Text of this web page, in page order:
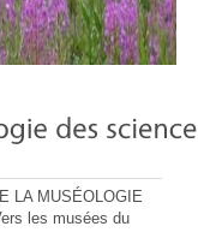
LA MUSÉOLOGIE
les musées du